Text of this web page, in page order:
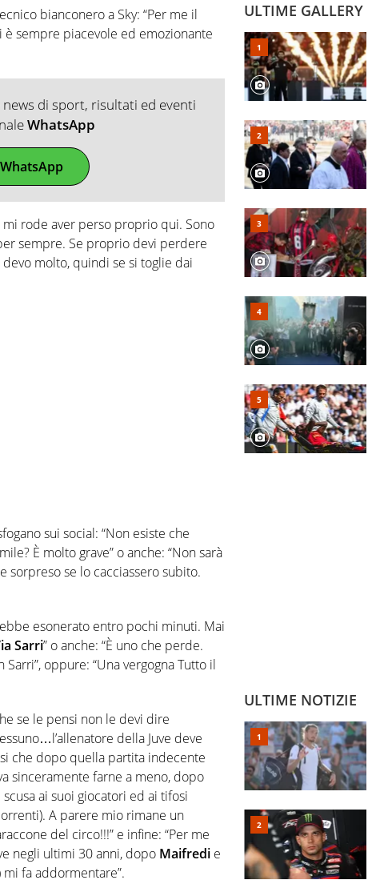
bianconero a Sky: “Per me il
sempre piacevole ed emozionante
di sport, risultati ed eventi
WhatsApp
rode aver perso proprio qui. Sono
sempre. Se proprio devi perdere
molto, quindi se si toglie dai
sui social: “Non esiste che
È molto grave” o anche: “Non sarà
sorpreso se lo cacciassero subito.
esonerato entro pochi minuti. Mai
Sarri” o anche: “È uno che perde.
oppure: “Una vergogna Tutto il
se le pensi non le devi dire
della Juve deve
che dopo quella partita indecente
sinceramente farne a meno, dopo
ai suoi giocatori ed ai tifosi
A parere mio rimane un
del circo!!!” e infine: “Per me
negli ultimi 30 anni, dopo Maifredi e
fa addormentare”.
ULTIME GALLERY
ULTIME NOTIZIE